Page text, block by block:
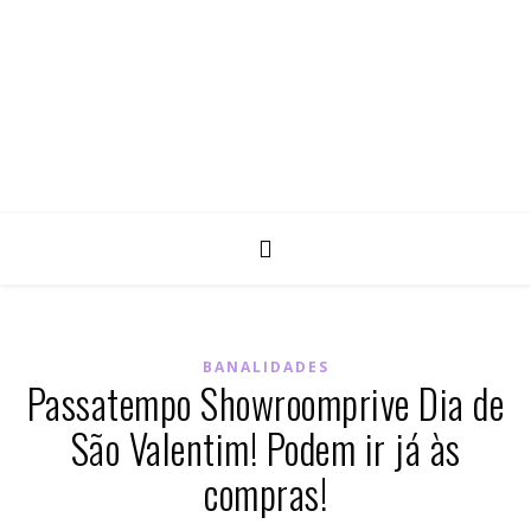
BANALIDADES
Passatempo Showroomprive Dia de
São Valentim! Podem ir já às
compras!